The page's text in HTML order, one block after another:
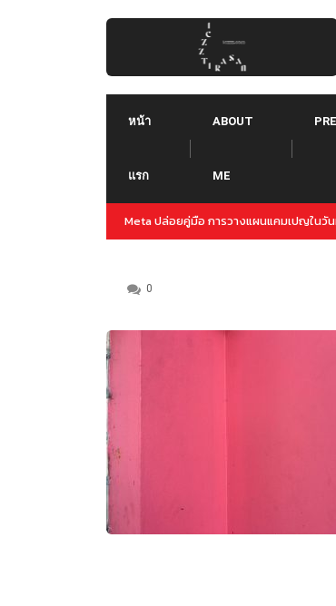
หน้า
แรก
ABOUT
ME
ญล่วงหน้าสำหรับปลายปีนี้Threads คืออะไร ใช้ยังไง :: Threads
Instagram
0